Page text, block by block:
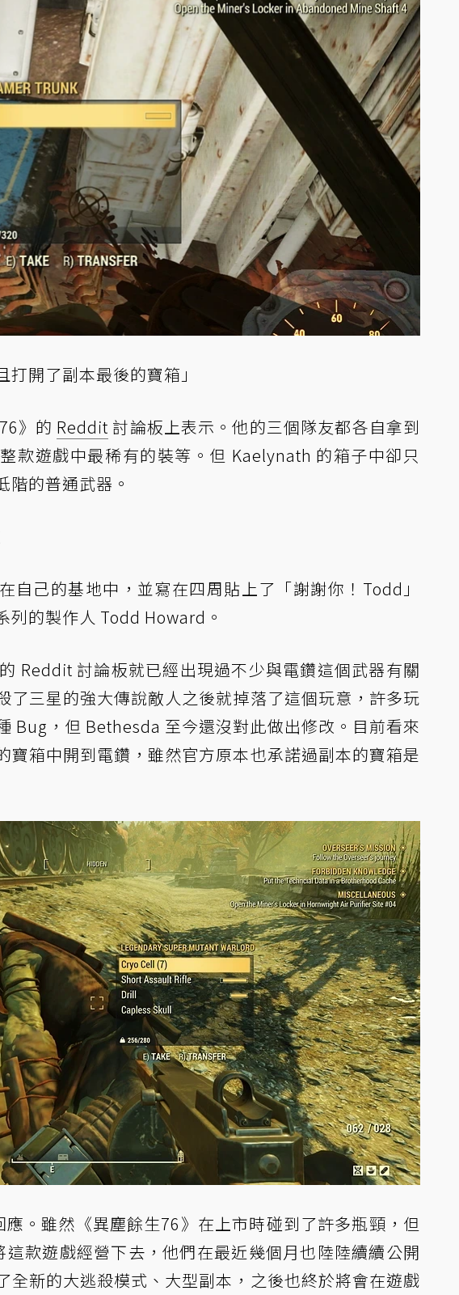
打開了副本最後的寶箱」
》的 Reddit 討論板上表示。他的三個隊友都各自拿到
款遊戲中最稀有的裝等。但 Kaelynath 的箱子中卻只
階的普通武器。
自己的基地中，並寫在四周貼上了「謝謝你！Todd」
列的製作人 Todd Howard。
Reddit 討論板就已經出現過不少與電鑽這個武器有關
了三星的強大傳說敵人之後就掉落了這個玩意，許多玩
Bug，但 Bethesda 至今還沒對此做出修改。目前看來
寶箱中開到電鑽，雖然官方原本也承諾過副本的寶箱是
。雖然《異塵餘生76》在上市時碰到了許多瓶頸，但
款遊戲經營下去，他們在最近幾個月也陸陸續續公開
全新的大逃殺模式、大型副本，之後也終於將會在遊戲